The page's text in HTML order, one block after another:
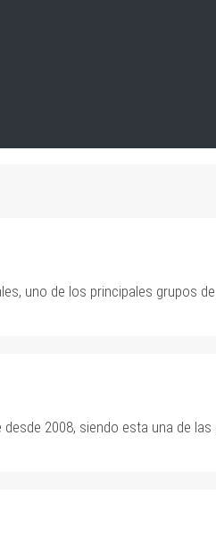
uno de los principales grupos
2008, siendo esta una de